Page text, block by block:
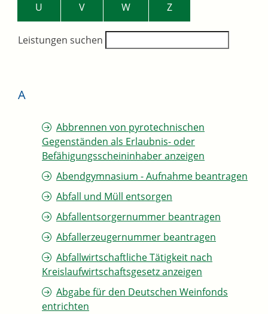
U V W Z
Leistungen suchen
A
Abbrennen von pyrotechnischen
Gegenständen als Erlaubnis- oder
Befähigungsscheininhaber anzeigen
Abendgymnasium - Aufnahme beantragen
Abfall und Müll entsorgen
Abfallentsorgernummer beantragen
Abfallerzeugernummer beantragen
Abfallwirtschaftliche Tätigkeit nach
Kreislaufwirtschaftsgesetz anzeigen
Abgabe für den Deutschen Weinfonds
entrichten